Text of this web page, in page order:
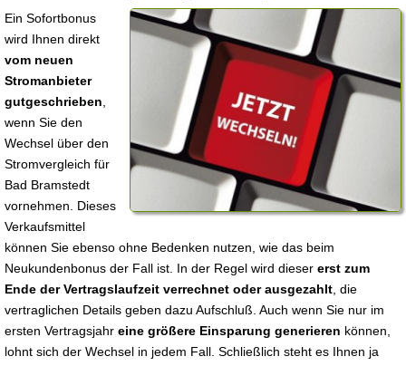
Ein Sofortbonus
wird Ihnen direkt
vom neuen
Stromanbieter
gutgeschrieben
wenn Sie den
Wechsel über den
Stromvergleich für
Bad Bramstedt
vornehmen. Dieses
Verkaufsmittel
können Sie ebenso ohne Bedenken nutzen, wie das beim
Neukundenbonus der Fall ist. In der Regel wird dieser erst zum
Ende der Vertragslaufzeit verrechnet oder ausgezahlt , die
vertraglichen Details geben dazu Aufschluß. Auch wenn Sie nur im
ersten Vertragsjahr eine größere Einsparung generieren können,
lohnt sich der Wechsel in jedem Fall. Schließlich steht es Ihnen ja